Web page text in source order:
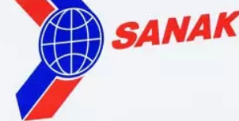
hay bị trầy xước, hoen rỉ theo
tác động làm cánh thép thế hệ cũ dễ